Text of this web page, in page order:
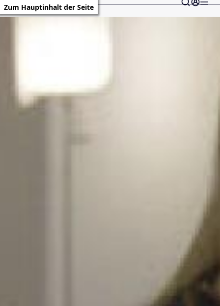
Zum Hauptinhalt der Seite